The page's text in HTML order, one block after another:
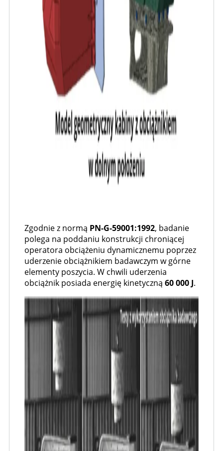
Zgodnie z normą PN-G-59001:1992, badanie
polega na poddaniu konstrukcji chroniącej
operatora obciążeniu dynamicznemu poprzez
uderzenie obciążnikiem badawczym w górne
elementy poszycia. W chwili uderzenia
obciążnik posiada energię kinetyczną 60 000 J.